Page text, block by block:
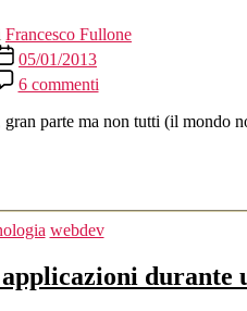
Francesco Fullone
05/01/2013
6 commentisu
Ha
ancora
in
Italia?
parte ma non tutti (il mondo
Categorie
webdev
durante